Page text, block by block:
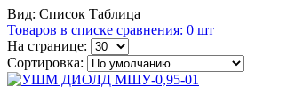
Вид: Список Таблица
Товаров в списке сравнения: 0 шт
На странице:
Сортировка: